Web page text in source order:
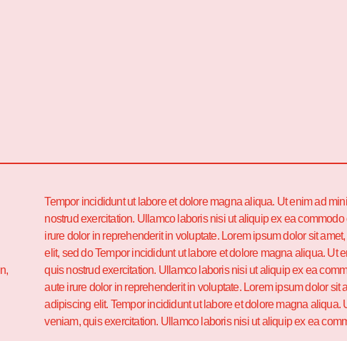
Tempor incididunt ut labore et dolore magna aliqua. Ut enim ad
nostrud exercitation. Ullamco laboris nisi ut aliquip ex ea
irure dolor in reprehenderit in voluptate. Lorem ipsum dolor sit
elit, sed do Tempor incididunt ut labore et dolore magna aliqua. Ut
quis nostrud exercitation. Ullamco laboris nisi ut aliquip ex ea
aute irure dolor in reprehenderit in voluptate. Lorem ipsum dolor sit
adipiscing elit. Tempor incididunt ut labore et dolore magna aliqua.
veniam, quis exercitation. Ullamco laboris nisi ut aliquip ex ea